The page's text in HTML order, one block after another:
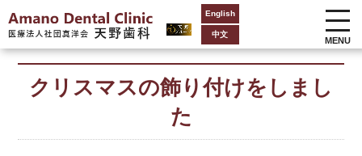
English
中文
MENU
クリスマスの飾り付けをしまし
た